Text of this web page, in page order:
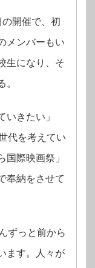
開催で、初
メンバーもい
生になり、そ
。
いきたい」
代を考えてい
国際映画祭」
奉納をさせて
ずっと前から
ます。人々が